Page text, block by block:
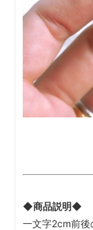
◆商品説明◆
一文字2cm前後